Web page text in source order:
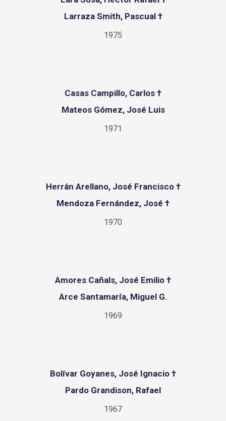
Larraza Smith, Pascual †
1975
Casas Campillo, Carlos †
Mateos Gómez, José Luis
1971
Herrán Arellano, José Francisco †
Mendoza Fernández, José †
1970
Amores Cañals, José Emilio †
Arce Santamaría, Miguel G.
1969
Bolívar Goyanes, José Ignacio †
Pardo Grandison, Rafael
1967